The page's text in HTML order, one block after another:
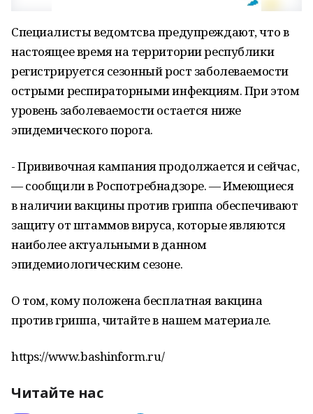
Специалисты ведомтсва предупреждают, что в
настоящее время на территории республики
регистрируется сезонный рост заболеваемости
острыми респираторными инфекциям. При этом
уровень заболеваемости остается ниже
эпидемического порога.
- Прививочная кампания продолжается и сейчас,
— сообщили в Роспотребнадзоре. — Имеющиеся
в наличии вакцины против гриппа обеспечивают
защиту от штаммов вируса, которые являются
наиболее актуальными в данном
эпидемиологическим сезоне.
О том, кому положена бесплатная вакцина
против гриппа, читайте в нашем материале.
https://www.bashinform.ru/
Читайте нас